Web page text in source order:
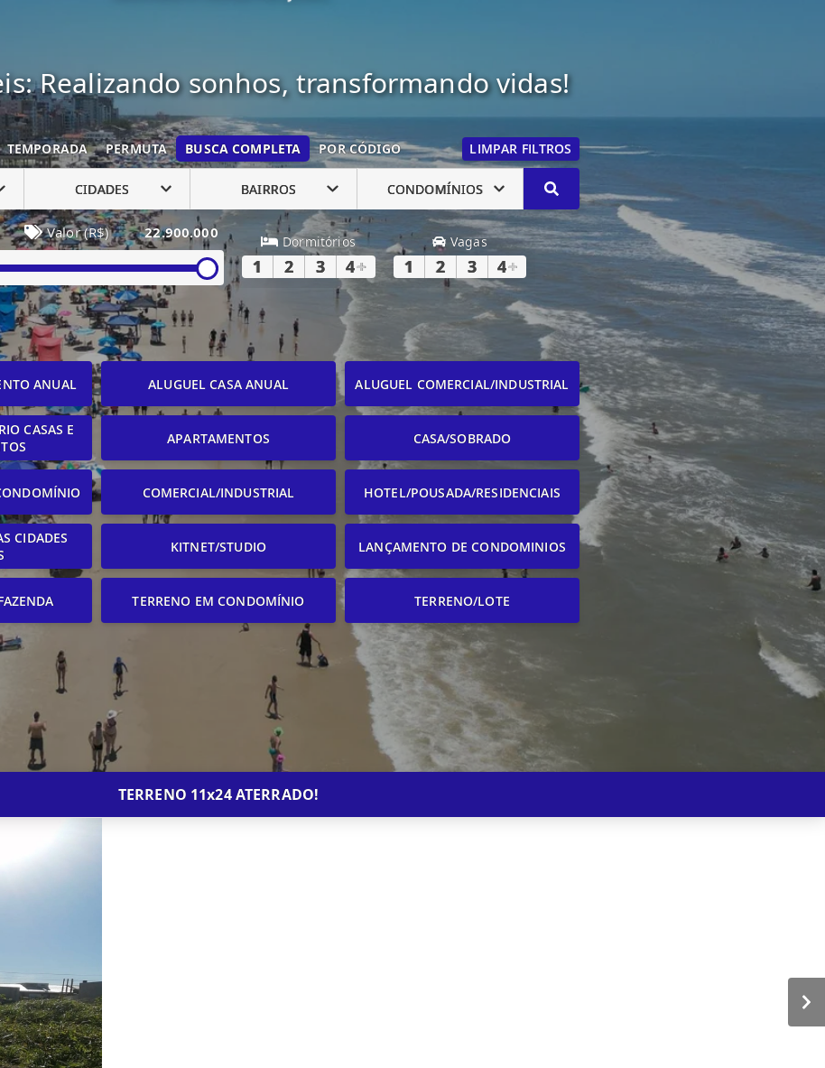
Realizando sonhos, transformando vidas!
TEMPORADA PERMUTA BUSCA COMPLETA POR CÓDIGO LIMPAR FILTROS
CIDADES BAIRROS CONDOMÍNIOS
Valor (R$) 22.900.000 Dormitórios
1 2 3 4+
Vagas
1 2 3 4+
ANUAL ALUGUEL CASA ANUAL ALUGUEL COMERCIAL/INDUSTRIAL
CASAS E
APARTAMENTOS CASA/SOBRADO
COMERCIAL/INDUSTRIAL HOTEL/POUSADA/RESIDENCIAIS
CIDADES
KITNET/STUDIO LANÇAMENTO DE CONDOMINIOS
TERRENO EM CONDOMÍNIO TERRENO/LOTE
TERRENO 11x24 ATERRADO!